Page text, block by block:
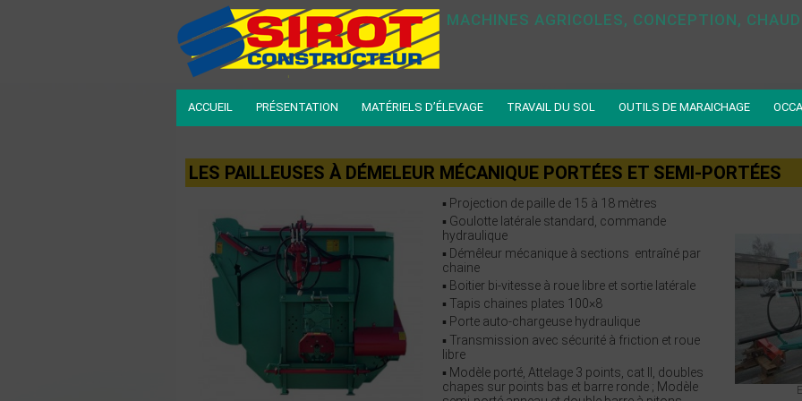
MACHINES AGRICOLES, CONCEPTION,
ACCUEIL PRÉSENTATION MATÉRIELS D’ÉLEVAGE TRAVAIL DU SOL OUTILS DE MARAICHAGE
LES PAILLEUSES À DÉMELEUR MÉCANIQUE PORTÉES ET SEMI-PORTÉES
▪ Projection de paille de 15 à 18 mètres
▪ Goulotte latérale standard, commande
hydraulique
▪ Démêleur mécanique à sections entraîné par
chaine
▪ Boitier bi-vitesse à roue libre et sortie latérale
▪ Tapis chaines plates 100×8
▪ Porte auto-chargeuse hydraulique
▪ Transmission avec sécurité à friction et roue
libre
▪ Modèle porté, Attelage 3 points, cat II, doubles
chapes sur points bas et barre ronde ; Modèle